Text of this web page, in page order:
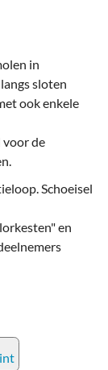
in
sloten
ook enkele
voor de
Schoeisel
en